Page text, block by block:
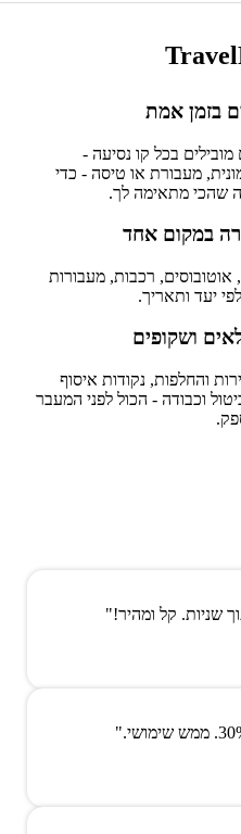
בזמן אמת
מובילים בכל קו נסיעה -
מעבורת או טיסה - כדי
שהכי מתאימה לך.
במקום אחד
אוטובוסים, רכבות, מעבורות
יעד ותאריך.
ושקופים
והחלפות, נקודות איסוף
וכבודה - הכול לפני המעבר
שניות. קל ומהיר!"